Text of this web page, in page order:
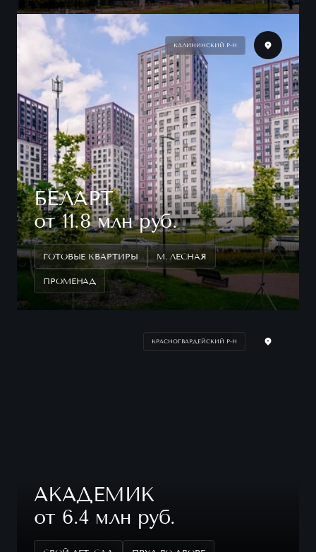
КАЛИНИНСКИЙ Р-Н
БЕЛАРТ
от 11.8 млн руб.
ГОТОВЫЕ КВАРТИРЫ М. ЛЕСНАЯ
ПРОМЕНАД
КРАСНОГВАРДЕЙСКИЙ Р-Н
АКАДЕМИК
от 6.4 млн руб.